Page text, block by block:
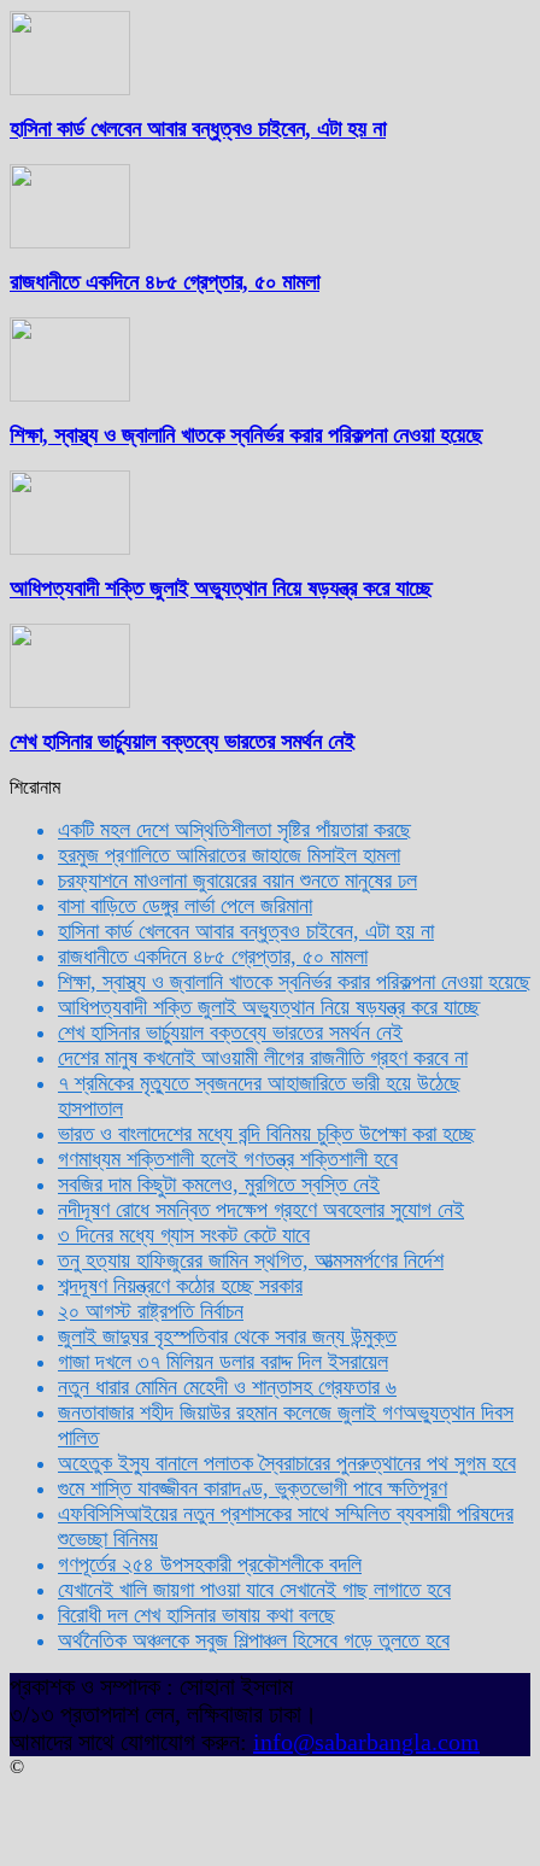
হাসিনা কার্ড খেলবেন আবার বন্ধুত্বও চাইবেন, এটা হয় না
রাজধানীতে একদিনে ৪৮৫ গ্রেপ্তার, ৫০ মামলা
শিক্ষা, স্বাস্থ্য ও জ্বালানি খাতকে স্বনির্ভর করার পরিকল্পনা নেওয়া হয়েছে
আধিপত্যবাদী শক্তি জুলাই অভ্যুত্থান নিয়ে ষড়যন্ত্র করে যাচ্ছে
শেখ হাসিনার ভার্চ্যুয়াল বক্তব্যে ভারতের সমর্থন নেই
শিরোনাম
একটি মহল দেশে অস্থিতিশীলতা সৃষ্টির পাঁয়তারা করছে
হরমুজ প্রণালিতে আমিরাতের জাহাজে মিসাইল হামলা
চরফ্যাশনে মাওলানা জুবায়েরের বয়ান শুনতে মানুষের ঢল
বাসা বাড়িতে ডেঙ্গুর লার্ভা পেলে জরিমানা
হাসিনা কার্ড খেলবেন আবার বন্ধুত্বও চাইবেন, এটা হয় না
রাজধানীতে একদিনে ৪৮৫ গ্রেপ্তার, ৫০ মামলা
শিক্ষা, স্বাস্থ্য ও জ্বালানি খাতকে স্বনির্ভর করার পরিকল্পনা নেওয়া হয়েছে
আধিপত্যবাদী শক্তি জুলাই অভ্যুত্থান নিয়ে ষড়যন্ত্র করে যাচ্ছে
শেখ হাসিনার ভার্চ্যুয়াল বক্তব্যে ভারতের সমর্থন নেই
দেশের মানুষ কখনোই আওয়ামী লীগের রাজনীতি গ্রহণ করবে না
৭ শ্রমিকের মৃত্যুতে স্বজনদের আহাজারিতে ভারী হয়ে উঠেছে
হাসপাতাল
ভারত ও বাংলাদেশের মধ্যে বন্দি বিনিময় চুক্তি উপেক্ষা করা হচ্ছে
গণমাধ্যম শক্তিশালী হলেই গণতন্ত্র শক্তিশালী হবে
সবজির দাম কিছুটা কমলেও, মুরগিতে স্বস্তি নেই
নদীদূষণ রোধে সমন্বিত পদক্ষেপ গ্রহণে অবহেলার সুযোগ নেই
৩ দিনের মধ্যে গ্যাস সংকট কেটে যাবে
তনু হত্যায় হাফিজুরের জামিন স্থগিত, আত্মসমর্পণের নির্দেশ
শব্দদূষণ নিয়ন্ত্রণে কঠোর হচ্ছে সরকার
২০ আগস্ট রাষ্ট্রপতি নির্বাচন
জুলাই জাদুঘর বৃহস্পতিবার থেকে সবার জন্য উন্মুক্ত
গাজা দখলে ৩৭ মিলিয়ন ডলার বরাদ্দ দিল ইসরায়েল
নতুন ধারার মোমিন মেহেদী ও শান্তাসহ গ্রেফতার ৬
জনতাবাজার শহীদ জিয়াউর রহমান কলেজে জুলাই গণঅভ্যুত্থান দিবস
পালিত
অহেতুক ইস্যু বানালে পলাতক স্বৈরাচারের পুনরুত্থানের পথ সুগম হবে
গুমে শাস্তি যাবজ্জীবন কারাদণ্ড, ভুক্তভোগী পাবে ক্ষতিপূরণ
এফবিসিসিআইয়ের নতুন প্রশাসকের সাথে সম্মিলিত ব্যবসায়ী পরিষদের
শুভেচ্ছা বিনিময়
গণপূর্তের ২৫৪ উপসহকারী প্রকৌশলীকে বদলি
যেখানেই খালি জায়গা পাওয়া যাবে সেখানেই গাছ লাগাতে হবে
বিরোধী দল শেখ হাসিনার ভাষায় কথা বলছে
অর্থনৈতিক অঞ্চলকে সবুজ শিল্পাঞ্চল হিসেবে গড়ে তুলতে হবে
প্রকাশক ও সম্পাদক : সোহানা ইসলাম
৩/১৩ প্রতাপদাশ লেন, লক্ষিবাজার ঢাকা।
আমাদের সাথে যোগাযোগ করুন: info@sabarbangla.com
©